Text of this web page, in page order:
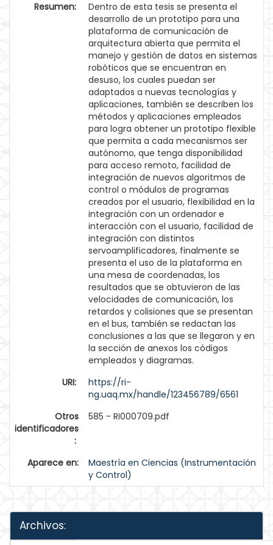
Resumen:
Dentro de esta tesis se presenta el
desarrollo de un prototipo para una
plataforma de comunicación de
arquitectura abierta que permita el
manejo y gestión de datos en sistemas
robóticos que se encuentran en
desuso, los cuales puedan ser
adaptados a nuevas tecnologías y
aplicaciones, también se describen los
métodos y aplicaciones empleados
para logra obtener un prototipo flexible
que permita a cada mecanismos ser
autónomo, que tenga disponibilidad
para acceso remoto, facilidad de
integración de nuevos algoritmos de
control o módulos de programas
creados por el usuario, flexibilidad en la
integración con un ordenador e
interacción con el usuario, facilidad de
integración con distintos
servoamplificadores, finalmente se
presenta el uso de la plataforma en
una mesa de coordenadas, los
resultados que se obtuvieron de las
velocidades de comunicación, los
retardos y colisiones que se presentan
en el bus, también se redactan las
conclusiones a las que se llegaron y en
la sección de anexos los códigos
empleados y diagramas.
URI:
https://ri-
ng.uaq.mx/handle/123456789/6561
Otros
identificadores
:
585 - RI000709.pdf
Aparece en:
Maestría en Ciencias (Instrumentación
y Control)
Archivos: